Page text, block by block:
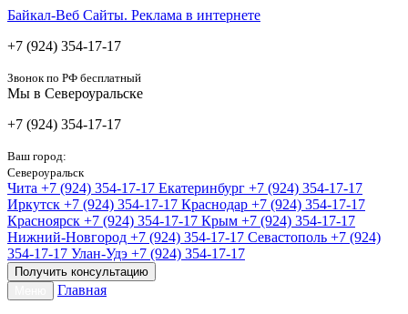
Байкал-Веб Сайты. Реклама в интернете
+7 (924) 354-17-17
Звонок по РФ бесплатный
Мы в Североуральске
+7 (924) 354-17-17
Ваш город:
Североуральск
Чита +7 (924) 354-17-17 Екатеринбург +7 (924) 354-17-17
Иркутск +7 (924) 354-17-17 Краснодар +7 (924) 354-17-17
Красноярск +7 (924) 354-17-17 Крым +7 (924) 354-17-17
Нижний-Новгород +7 (924) 354-17-17 Севастополь +7 (924)
354-17-17 Улан-Удэ +7 (924) 354-17-17
Получить консультацию
Главная